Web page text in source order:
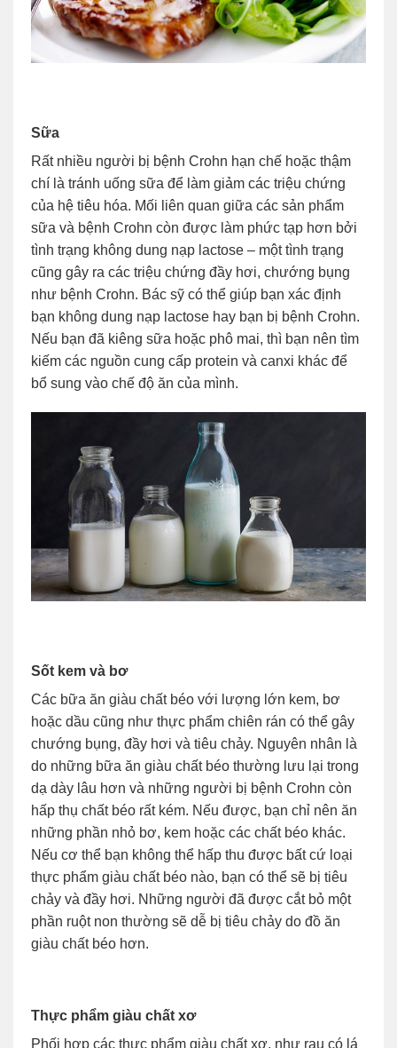
Sữa
Rất nhiều người bị bệnh Crohn hạn chế hoặc thậm
chí là tránh uống sữa để làm giảm các triệu chứng
của hệ tiêu hóa. Mối liên quan giữa các sản phẩm
sữa và bệnh Crohn còn được làm phức tạp hơn bởi
tình trạng không dung nạp lactose – một tình trạng
cũng gây ra các triệu chứng đầy hơi, chướng bụng
như bệnh Crohn. Bác sỹ có thể giúp bạn xác định
bạn không dung nạp lactose hay bạn bị bệnh Crohn.
Nếu bạn đã kiêng sữa hoặc phô mai, thì bạn nên tìm
kiếm các nguồn cung cấp protein và canxi khác để
bổ sung vào chế độ ăn của mình.
Sốt kem và bơ
Các bữa ăn giàu chất béo với lượng lớn kem, bơ
hoặc dầu cũng như thực phẩm chiên rán có thể gây
chướng bụng, đầy hơi và tiêu chảy. Nguyên nhân là
do những bữa ăn giàu chất béo thường lưu lại trong
dạ dày lâu hơn và những người bị bệnh Crohn còn
hấp thụ chất béo rất kém. Nếu được, bạn chỉ nên ăn
những phần nhỏ bơ, kem hoặc các chất béo khác.
Nếu cơ thể bạn không thể hấp thu được bất cứ loại
thực phẩm giàu chất béo nào, bạn có thể sẽ bị tiêu
chảy và đầy hơi. Những người đã được cắt bỏ một
phần ruột non thường sẽ dễ bị tiêu chảy do đồ ăn
giàu chất béo hơn.
Thực phẩm giàu chất xơ
Phối hợp các thực phẩm giàu chất xơ, như rau có lá